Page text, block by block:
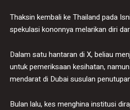
Thaksin kembali ke Thailand pada
spekulasi kononnya melarikan diri
Dalam satu hantaran di X, beliau
untuk pemeriksaan kesihatan,
mendarat di Dubai susulan
Bulan lalu, kes menghina institusi